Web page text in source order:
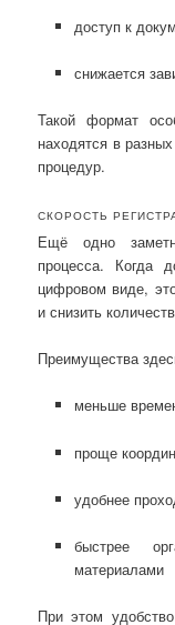
доступ к
снижается
Такой формат
находятся в
процедур.
СКОРОСТЬ
Ещё одно
процесса. Когда
цифровом виде,
и снизить
Преимущества
меньше
проще
удобнее
быстрее
материалами
При этом